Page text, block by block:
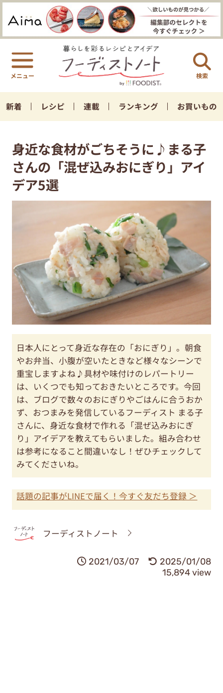
検索
新着 レシピ 連載 ランキング お買いもの
身近な食材がごちそうに♪まる子
さんの「混ぜ込みおにぎり」アイ
デア5選
日本人にとって身近な存在の「おにぎり」。朝食
やお弁当、小腹が空いたときなど様々なシーンで
重宝しますよね♪具材や味付けのレパートリー
は、いくつでも知っておきたいところです。今回
は、ブログで数々のおにぎりやごはんに合うおか
ず、おつまみを発信しているフーディスト まる子
さんに、身近な食材で作れる「混ぜ込みおにぎ
り」アイデアを教えてもらいました。組み合わせ
は参考になること間違いなし！ぜひチェックして
みてくださいね。
話題の記事がLINEで届く！今すぐ友だち登録 ＞
フーディストノート
2021/03/07
2025/01/08
15,894 view